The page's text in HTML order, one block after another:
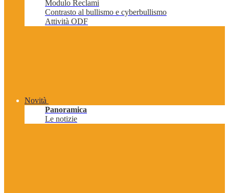
Modulo Reclami
Contrasto al bullismo e cyberbullismo
Attività ODF
Novità
Panoramica
Le notizie